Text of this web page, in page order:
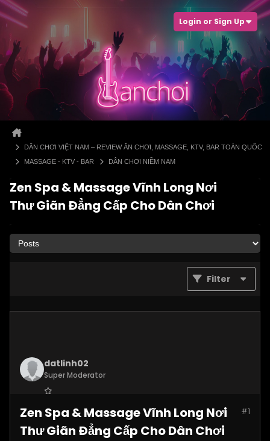
Login or Sign Up
DÂN CHƠI VIỆT NAM – REVIEW ĂN CHƠI, MASSAGE, KTV, BAR TOÀN QUỐC
MASSAGE - KTV - BAR
DÂN CHƠI NIỀM NAM
Zen Spa & Massage Vĩnh Long Nơi
Thư Giãn Đẳng Cấp Cho Dân Chơi
Filter
datlinh02
Super Moderator
Posts: 7876 #1
Zen Spa & Massage Vĩnh Long Nơi
Thư Giãn Đẳng Cấp Cho Dân Chơi